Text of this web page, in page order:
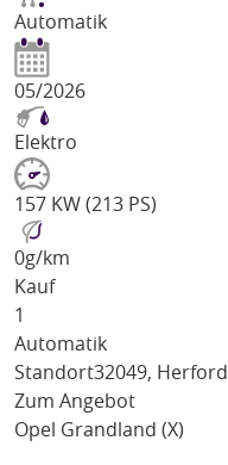
Automatik
05/2026
Elektro
157 KW (213 PS)
0g/km
Kauf
1
Automatik
Standort32049, Herford
Zum Angebot
Opel Grandland (X)